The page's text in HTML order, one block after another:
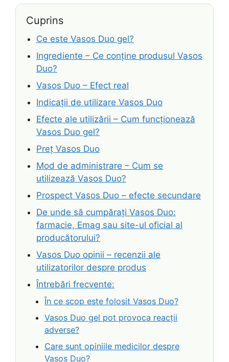
Cuprins
Ce este Vasos Duo gel?
Ingrediente – Ce conține produsul Vasos
Duo?
Vasos Duo – Efect real
Indicații de utilizare Vasos Duo
Efecte ale utilizării – Cum funcționează
Vasos Duo gel?
Preț Vasos Duo
Mod de administrare – Cum se
utilizează Vasos Duo?
Prospect Vasos Duo – efecte secundare
De unde să cumpărați Vasos Duo:
farmacie, Emag sau site-ul oficial al
producătorului?
Vasos Duo opinii – recenzii ale
utilizatorilor despre produs
Întrebări frecvente:
În ce scop este folosit Vasos Duo?
Vasos Duo gel pot provoca reacții
adverse?
Care sunt opiniile medicilor despre
Vasos Duo?